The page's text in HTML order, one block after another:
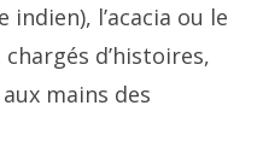
indien), l’acacia ou le
d’histoires,
mains des